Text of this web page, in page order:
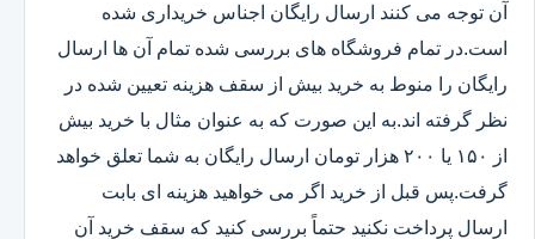
آن توجه می کنند ارسال رایگان اجناس خریداری شده
است.در تمام فروشگاه های بررسی شده تمام آن ها ارسال
رایگان را منوط به خرید بیش از سقف هزینه تعیین شده در
نظر گرفته اند.به این صورت که به عنوان مثال با خرید بیش
از ۱۵۰ یا ۲۰۰ هزار تومان ارسال رایگان به شما تعلق خواهد
گرفت.پس قبل از خرید اگر می خواهید هزینه ای بابت
ارسال پرداخت نکنید حتماً بررسی کنید که سقف خرید آن